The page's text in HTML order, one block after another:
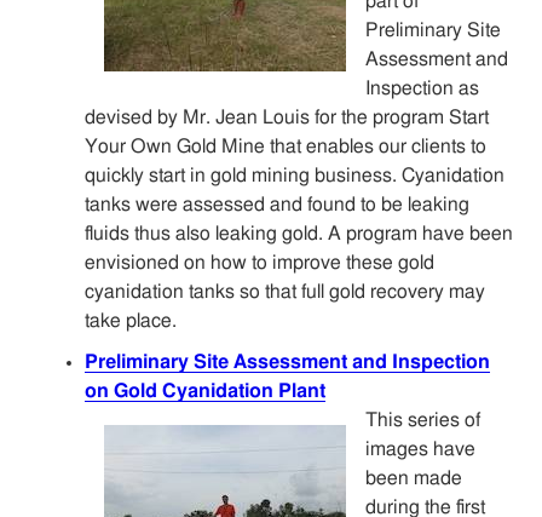
Preliminary Site
Assessment and
Inspection as
devised by Mr. Jean Louis for the program Start
Your Own Gold Mine that enables our clients to
quickly start in gold mining business. Cyanidation
tanks were assessed and found to be leaking
fluids thus also leaking gold. A program have been
envisioned on how to improve these gold
cyanidation tanks so that full gold recovery may
take place.
Preliminary Site Assessment and Inspection
on Gold Cyanidation Plant
This series of
images have
been made
during the first